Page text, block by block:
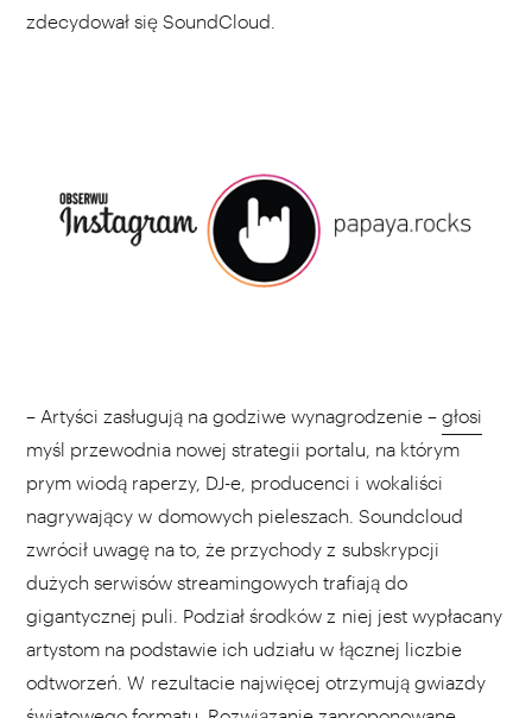
zdecydował się SoundCloud.
– Artyści zasługują na godziwe wynagrodzenie – głosi
myśl przewodnia nowej strategii portalu, na którym
prym wiodą raperzy, DJ-e, producenci i wokaliści
nagrywający w domowych pieleszach. Soundcloud
zwrócił uwagę na to, że przychody z subskrypcji
dużych serwisów streamingowych trafiają do
gigantycznej puli. Podział środków z niej jest wypłacany
artystom na podstawie ich udziału w łącznej liczbie
odtworzeń. W rezultacie najwięcej otrzymują gwiazdy